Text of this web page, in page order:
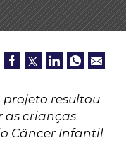
resultou
as crianças
Câncer Infantil